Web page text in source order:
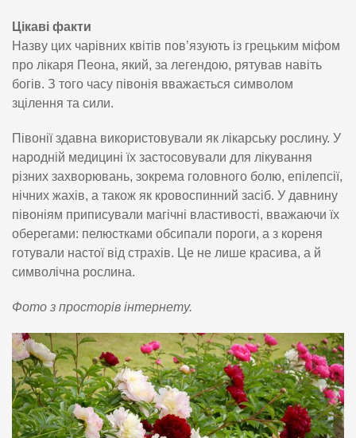
Цікаві факти
Назву цих чарівних квітів пов’язують із грецьким міфом
про лікаря Пеона, який, за легендою, рятував навіть
богів. З того часу півонія вважається символом
зцілення та сили.
Півонії здавна використовували як лікарську рослину. У
народній медицині їх застосовували для лікування
різних захворювань, зокрема головного болю, епілепсії,
нічних жахів, а також як кровоспинний засіб. У давнину
півоніям приписували магічні властивості, вважаючи їх
оберегами: пелюстками обсипали пороги, а з кореня
готували настої від страхів. Це не лише красива, а й
символічна рослина.
Фото з просторів інтернету.